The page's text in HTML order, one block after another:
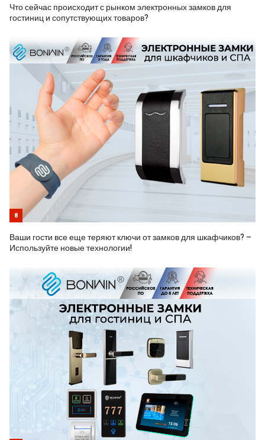
Что сейчас происходит с рынком электронных замков для
гостиниц и сопутствующих товаров?
8
Ваши гости все еще теряют ключи от замков для шкафчиков? –
Используйте новые технологии!